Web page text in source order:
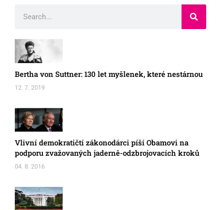
Bertha von Suttner: 130 let myšlenek, které nestárnou
12. 7. 2019
Vlivní demokratičtí zákonodárci píší Obamovi na
podporu zvažovaných jaderně-odzbrojovacích kroků
04. 8. 2016